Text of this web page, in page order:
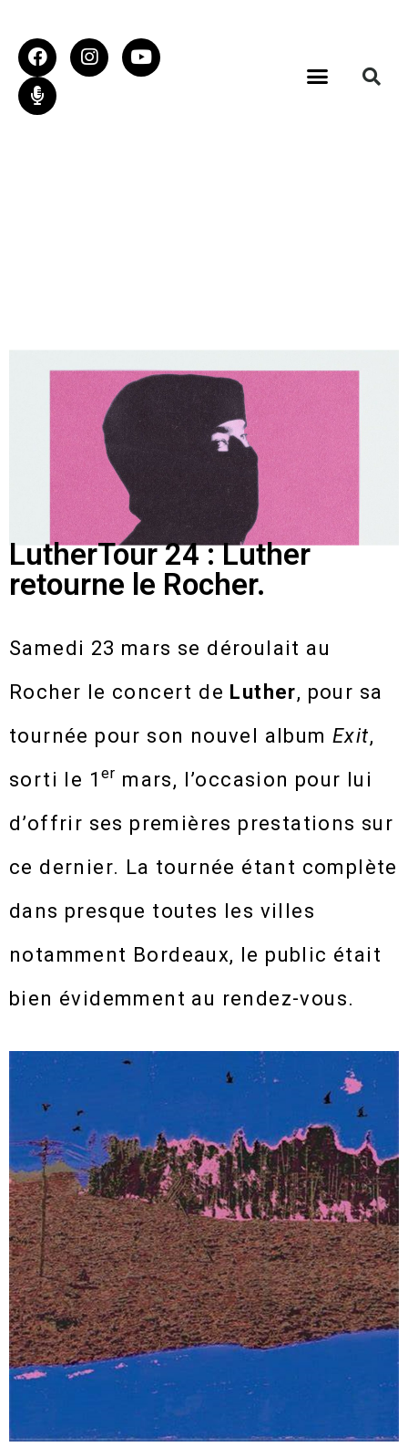
LutherTour 24 : Luther
retourne le Rocher.
Samedi 23 mars se déroulait au
Rocher le concert de Luther, pour sa
tournée pour son nouvel album Exit,
sorti le 1er mars, l’occasion pour lui
d’offrir ses premières prestations sur
ce dernier. La tournée étant complète
dans presque toutes les villes
notamment Bordeaux, le public était
bien évidemment au rendez-vous.